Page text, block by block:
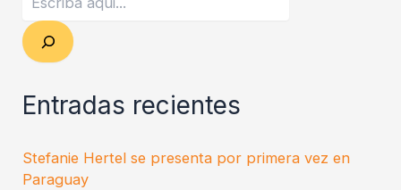
Entradas recientes
Stefanie Hertel se presenta por primera vez en
Paraguay